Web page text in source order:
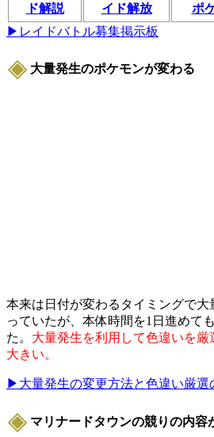
ド解説
イド解放
ポ
▶レイドバトル募集掲示板
大量発生のポケモンが変わる
本来は日付が変わるタイミングで
っていたが、本体時間を1日進めて
た。 大量発生を利用して色違いを
大きい。
▶大量発生の変更方法と色違い厳選
マリナードタウンの競りの内容